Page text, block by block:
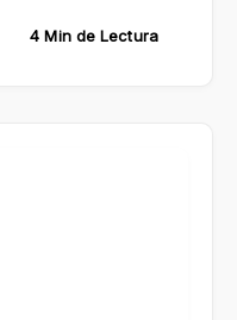
4 Min de Lectura